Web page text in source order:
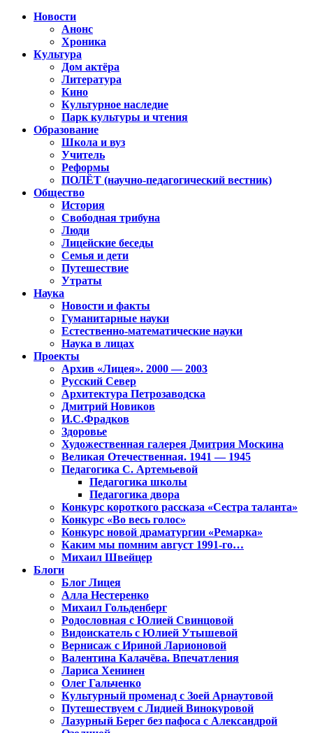
Новости
Анонс
Хроника
Культура
Дом актёра
Литература
Кино
Культурное наследие
Парк культуры и чтения
Образование
Школа и вуз
Учитель
Реформы
ПОЛЁТ (научно-педагогический вестник)
Общество
История
Свободная трибуна
Люди
Лицейские беседы
Семья и дети
Путешествие
Утраты
Наука
Новости и факты
Гуманитарные науки
Естественно-математические науки
Наука в лицах
Проекты
Архив «Лицея». 2000 — 2003
Русский Север
Архитектура Петрозаводска
Дмитрий Новиков
И.С.Фрадков
Здоровье
Художественная галерея Дмитрия Москина
Великая Отечественная. 1941 — 1945
Педагогика С. Артемьевой
Педагогика школы
Педагогика двора
Конкурс короткого рассказа «Сестра таланта»
Конкурс «Во весь голос»
Конкурс новой драматургии «Ремарка»
Каким мы помним август 1991-го…
Михаил Швейцер
Блоги
Блог Лицея
Алла Нестеренко
Михаил Гольденберг
Родословная с Юлией Свинцовой
Видоискатель с Юлией Утышевой
Вернисаж с Ириной Ларионовой
Валентина Калачёва. Впечатления
Лариса Хенинен
Олег Гальченко
Культурный променад с Зоей Арнаутовой
Путешествуем с Лидией Винокуровой
Лазурный Берег без пафоса с Александрой